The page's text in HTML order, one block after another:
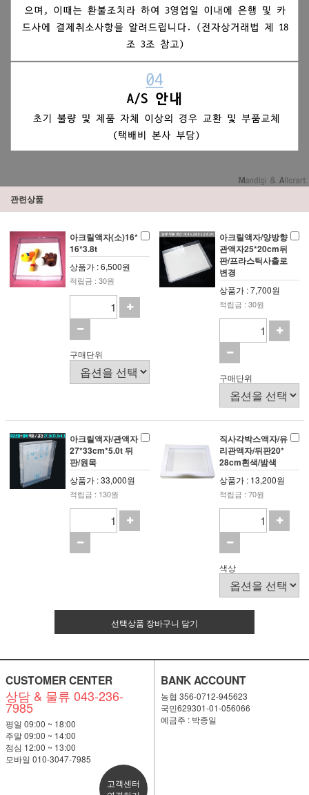
관련상품
아크릴액자(소)16*
16*3.8t
상품가 : 6,500원
적립금 : 30원
구매단위
아크릴액자/양방향
관액자25*20cm뒤
판/프라스틱사출로
변경
상품가 : 7,700원
적립금 : 30원
구매단위
아크릴액자/관액자
27*33cm*5.0t 뒤
판/원목
상품가 : 33,000원
적립금 : 130원
직사각박스액자/유
리관액자/뒤판20*
28cm흰색/밤색
상품가 : 13,200원
적립금 : 70원
색상
선택상품 장바구니 담기
CUSTOMER CENTER
상담 & 물류 043-236-
7985
평일 09:00 ~ 18:00
주말 09:00 ~ 14:00
점심 12:00 ~ 13:00
모바일 010-3047-7985
고객센터
BANK ACCOUNT
농협 356-0712-945623
국민629301-01-056066
예금주 : 박종일